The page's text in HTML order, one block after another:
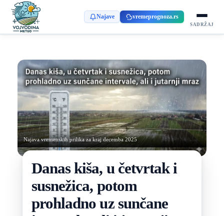
Najave vremeprognoza.rs
SADRŽAJ
Najava vremenskih prilika za kraj decemba 2025
Danas kiša, u četvrtak i
susnežica, potom
prohladno uz sunčane